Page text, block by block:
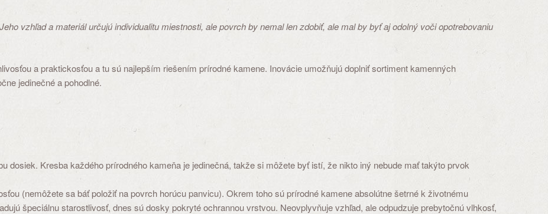
vzhľad a materiál určujú individualitu miestnosti, ale povrch by nemal len zdobiť, ale mal by byť aj odolný voči opotrebovaniu
a praktickosťou a tu sú najlepším riešením prírodné kamene. Inovácie umožňujú doplniť sortiment kamenných
jedinečné a pohodlné.
dosiek. Kresba každého prírodného kameňa je jedinečná, takže si môžete byť istí, že nikto iný nebude mať takýto prvok
(nemôžete sa báť položiť na povrch horúcu panvicu). Okrem toho sú prírodné kamene absolútne šetrné k životnému
špeciálnu starostlivosť, dnes sú dosky pokryté ochrannou vrstvou. Neovplyvňuje vzhľad, ale odpudzuje prebytočnú vlhkosť,